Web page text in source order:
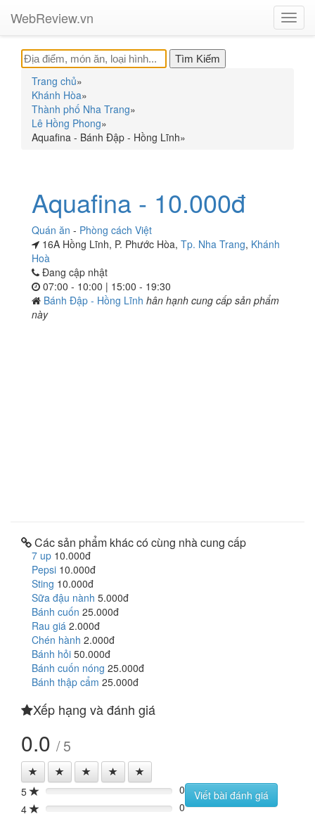
WebReview.vn
Trang chủ»
Khánh Hòa»
Thành phố Nha Trang»
Lê Hồng Phong»
Aquafina - Bánh Đập - Hồng Lĩnh»
Aquafina - 10.000đ
Quán ăn - Phòng cách Việt
16A Hồng Lĩnh, P. Phước Hòa, Tp. Nha Trang, Khánh
Hoà
Đang cập nhật
07:00 - 10:00 | 15:00 - 19:30
Bánh Đập - Hồng Lĩnh hân hạnh cung cấp sản phẩm
này
Các sản phẩm khác có cùng nhà cung cấp
7 up 10.000đ
Pepsi 10.000đ
Sting 10.000đ
Sữa đậu nành 5.000đ
Bánh cuốn 25.000đ
Rau giá 2.000đ
Chén hành 2.000đ
Bánh hỏi 50.000đ
Bánh cuốn nóng 25.000đ
Bánh thập cẩm 25.000đ
Xếp hạng và đánh giá
0.0 / 5
5 0%
0
4
0%
0
Viết bài đánh giá